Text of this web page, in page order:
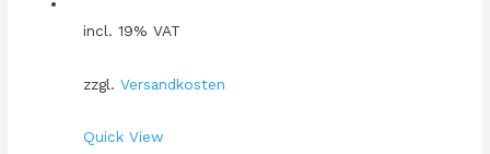
incl. 19% VAT
zzgl. Versandkosten
Quick View